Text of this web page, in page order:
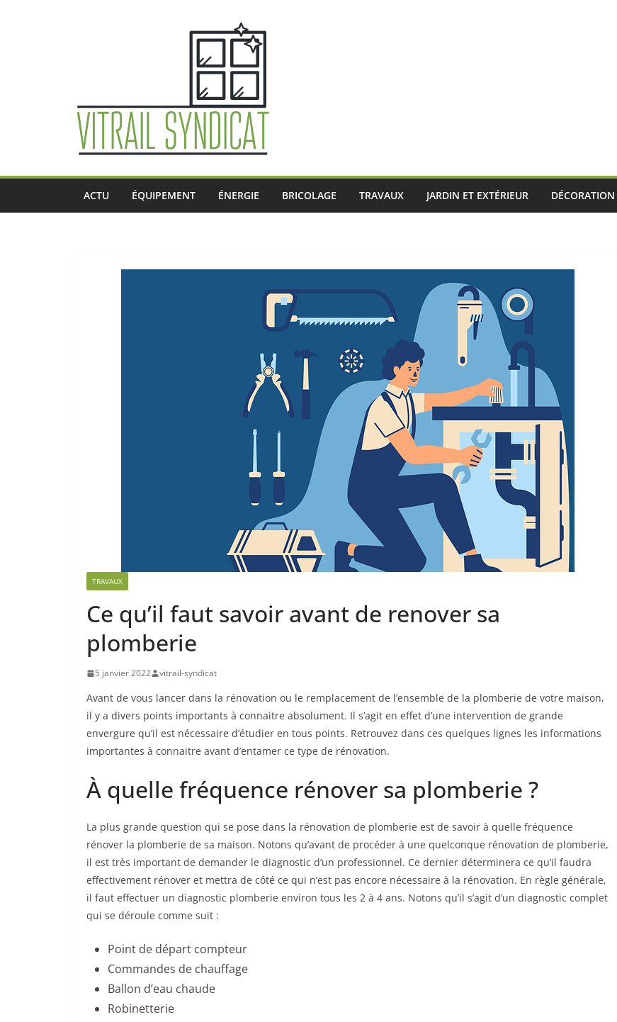
ACTU ÉQUIPEMENT ÉNERGIE BRICOLAGE TRAVAUX JARDIN ET EXTÉRIEUR
TRAVAUX
Ce qu’il faut savoir avant de renover sa
plomberie
5 janvier 2022 vitrail-syndicat
Avant de vous lancer dans la rénovation ou le remplacement de l’ensemble de la plomberie de votre maison,
il y a divers points importants à connaitre absolument. Il s’agit en effet d’une intervention de grande
envergure qu’il est nécessaire d’étudier en tous points. Retrouvez dans ces quelques lignes les informations
importantes à connaitre avant d’entamer ce type de rénovation.
À quelle fréquence rénover sa plomberie ?
La plus grande question qui se pose dans la rénovation de plomberie est de savoir à quelle fréquence
rénover la plomberie de sa maison. Notons qu’avant de procéder à une quelconque rénovation de plomberie,
il est très important de demander le diagnostic d’un professionnel. Ce dernier déterminera ce qu’il faudra
effectivement rénover et mettra de côté ce qui n’est pas encore nécessaire à la rénovation. En règle générale,
il faut effectuer un diagnostic plomberie environ tous les 2 à 4 ans. Notons qu’il s’agit d’un diagnostic complet
qui se déroule comme suit :
Point de départ compteur
Commandes de chauffage
Ballon d’eau chaude
Robinetterie